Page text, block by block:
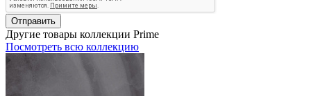
Отправить
Другие товары коллекции Prime
Посмотреть всю коллекцию